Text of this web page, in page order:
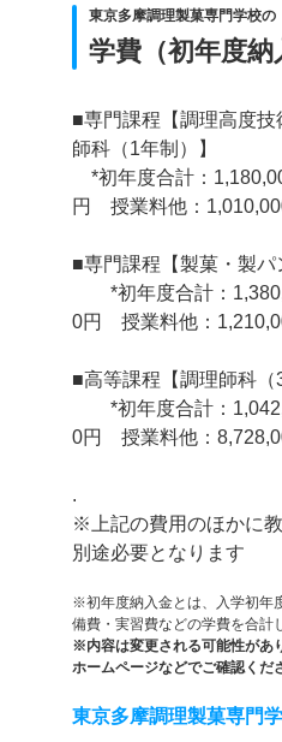
東京多摩調理製菓専門学校の
学費（初年度納
■専門課程【調理高度
師科（1年制）】
*初年度合計：
円 授業料他：
■専門課程【製菓・製パ
*初年度合計：
0円 授業料他：
■高等課程【調理師科（
*初年度合計：
0円 授業料他：
.
※上記の費用のほかに
別途必要となります
※初年度納入金とは、入学初年
備費・実習費などの学費を合計
※内容は変更される可能性があ
ホームページなどでご確認くだ
東京多摩調理製菓専門